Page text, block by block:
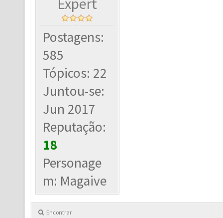
Expert
Postagens:
585
Tópicos: 22
Juntou-se:
Jun 2017
Reputação:
18
Personage
m: Magaive
Encontrar